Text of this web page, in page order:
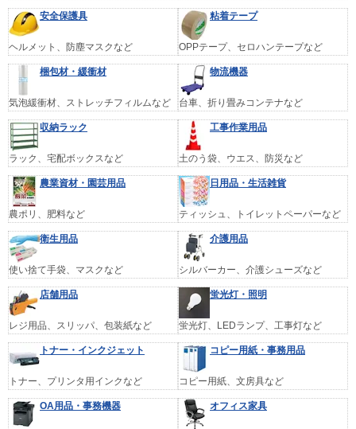
安全保護具
ヘルメット、防塵マスクなど
粘着テープ
OPPテープ、セロハンテープなど
梱包材・緩衝材
気泡緩衝材、ストレッチフィルムなど
物流機器
台車、折り畳みコンテナなど
収納ラック
ラック、宅配ボックスなど
工事作業用品
土のう袋、ウエス、防災など
農業資材・園芸用品
農ポリ、肥料など
日用品・生活雑貨
ティッシュ、トイレットペーパーなど
衛生用品
使い捨て手袋、マスクなど
介護用品
シルバーカー、介護シューズなど
店舗用品
レジ用品、スリッパ、包装紙など
蛍光灯・照明
蛍光灯、LEDランプ、工事灯など
トナー・インクジェット
トナー、プリンタ用インクなど
コピー用紙・事務用品
コピー用紙、文房具など
OA用品・事務機器 オフィス家具